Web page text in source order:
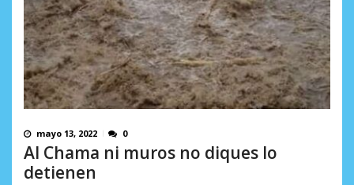
mayo 13, 2022 0
Al Chama ni muros no diques lo
detienen